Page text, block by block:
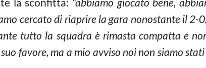
cercato di riaprire la gara nonostante il 2-
tutto la squadra è rimasta compatta e
favore, ma a mio avviso noi non siamo stati